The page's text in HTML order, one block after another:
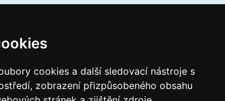
cookies a další sledovací nástroje s
zobrazení přizpůsobeného obsahu
podatelna: